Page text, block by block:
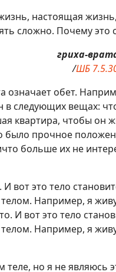
настоящая
сложно. Почему это
гриха-
/ШБ
означает обет.
в следующих вещах:
квартира, чтобы он
было прочное
больше их не
И вот это тело
Например, я
И вот это тело
Например, я
теле, но я не являюсь